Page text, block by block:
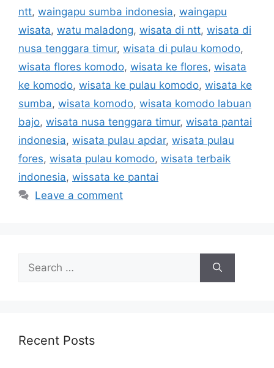
ntt, waingapu sumba indonesia, waingapu
wisata, watu maladong, wisata di ntt, wisata di
nusa tenggara timur, wisata di pulau komodo,
wisata flores komodo, wisata ke flores, wisata
ke komodo, wisata ke pulau komodo, wisata ke
sumba, wisata komodo, wisata komodo labuan
bajo, wisata nusa tenggara timur, wisata pantai
indonesia, wisata pulau apdar, wisata pulau
fores, wisata pulau komodo, wisata terbaik
indonesia, wissata ke pantai
Leave a comment
Recent Posts